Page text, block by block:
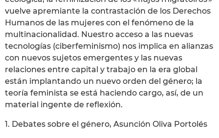
vuelve apremiante la contrastación de los Derechos
Humanos de las mujeres con el fenómeno de la
multinacionalidad. Nuestro acceso a las nuevas
tecnologías (ciberfeminismo) nos implica en alianzas
con nuevos sujetos emergentes y las nuevas
relaciones entre capital y trabajo en la era global
están implantando un nuevo orden del género; la
teoría feminista se está haciendo cargo, así, de un
material ingente de reflexión.
1. Debates sobre el género, Asunción Oliva Portolés